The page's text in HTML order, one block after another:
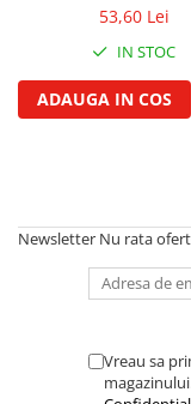
53,60 Lei
IN STOC
ADAUGA IN COS
Newsletter Nu rata
Vreau sa